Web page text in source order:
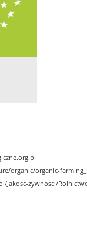
organic/organic-
zywnosci/